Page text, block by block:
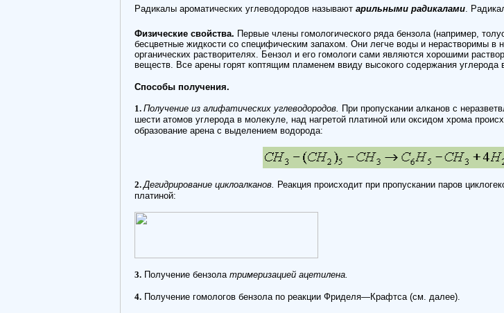
Радикалы ароматических углеводородов называют арильными радикалами.
Физические свойства. Первые члены гомологического ряда бензола (например,
бесцветные жидкости со специфическим запахом. Они легче воды и нерастворимы в
органических растворителях. Бензол и его гомологи сами являются хорошими
веществ. Все арены горят коптящим пламенем ввиду высокого содержания углерода
Способы получения.
1. Получение из алифатических углеводородов. При пропускании алканов с
шести атомов углерода в молекуле, над нагретой платиной или оксидом хрома
образование арена с выделением водорода:
2. Дегидрирование циклоалканов. Реакция происходит при пропускании паров
платиной:
3. Получение бензола тримеризацией ацетилена.
4. Получение гомологов бензола по реакции Фриделя—Крафтса (см. далее).